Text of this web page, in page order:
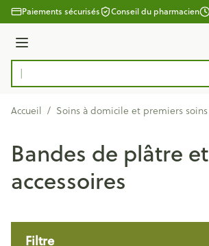
Aller au contenu
Paiements sécurisés Conseil du pharmacien
Menu
Rechercher
Accueil / Soins à domicile et premiers soins
Bandes de plâtre et
accessoires
Filtre